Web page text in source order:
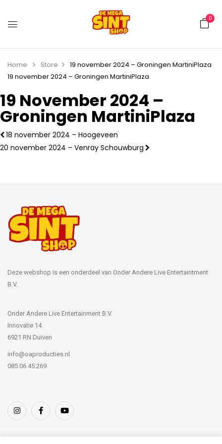
0
Home Store
19 november 2024 – Groningen MartiniPlaza
19 november 2024 – Groningen MartiniPlaza
19 November 2024 –
Groningen MartiniPlaza
18 november 2024 – Hoogeveen
20 november 2024 – Venray Schouwburg
Deze webshop is een onderdeel van Onder Andere Live Entertaintment
B.V.
Onder Andere Live Entertainment B.V.
Innovatie 14
6921 RN Duiven
info@oaproducties.nl
085 06 45 269